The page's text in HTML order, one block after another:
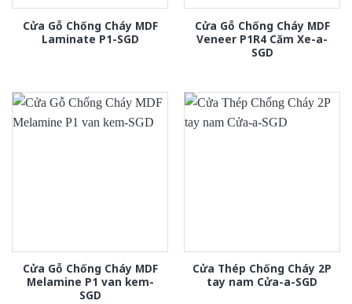
Cửa Gỗ Chống Cháy MDF
Laminate P1-SGD
Cửa Gỗ Chống Cháy MDF
Veneer P1R4 Căm Xe-a-
SGD
Cửa Gỗ Chống Cháy MDF
Melamine P1 van kem-
SGD
Cửa Thép Chống Cháy 2P
tay nam Cửa-a-SGD